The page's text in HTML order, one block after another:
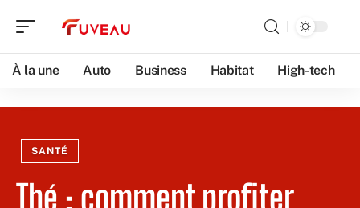
À la une Auto Business Habitat High-tech
SANTÉ
Thé : comment profiter